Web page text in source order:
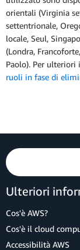
orientali (Virginia
settentrionale,
locale, Seul,
(Londra,
Paolo). Per
ruoli in fase di
Ulteriori
Cos'è AWS?
Cos'è il cloud
Accessibilità AWS